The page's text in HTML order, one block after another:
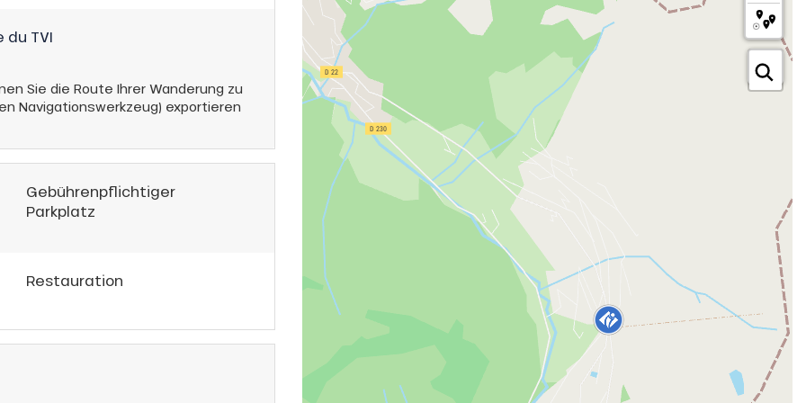
TVI
Sie die Route Ihrer Wanderung zu
Navigationswerkzeug) exportieren
Gebührenpflichtiger
Parkplatz
Restauration